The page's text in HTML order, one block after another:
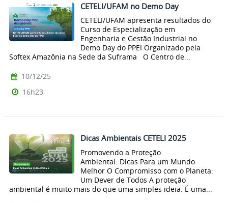
CETELI/UFAM no Demo Day
CETELI/UFAM apresenta resultados do
Curso de Especialização em
Engenharia e Gestão Industrial no
Demo Day do PPEI Organizado pela
Softex Amazônia na Sede da Suframa O Centro de...
10/12/25
16h23
Dicas Ambientais CETELI 2025
Promovendo a Proteção
Ambiental: Dicas Para um Mundo
Melhor O Compromisso com o Planeta:
Um Dever de Todos A proteção
ambiental é muito mais do que uma simples ideia. É uma...